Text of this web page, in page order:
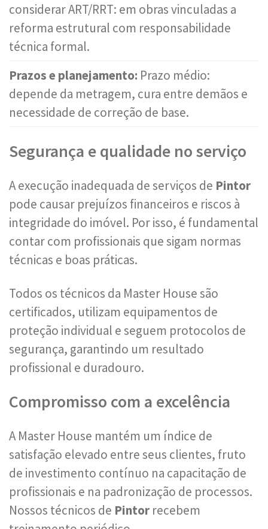
considerar ART/RRT: em obras vinculadas a
reforma estrutural com responsabilidade
técnica formal.
Prazos e planejamento: Prazo médio:
depende da metragem, cura entre demãos e
necessidade de correção de base.
Segurança e qualidade no serviço
A execução inadequada de serviços de Pintor
pode causar prejuízos financeiros e riscos à
integridade do imóvel. Por isso, é fundamental
contar com profissionais que sigam normas
técnicas e boas práticas.
Todos os técnicos da Master House são
certificados, utilizam equipamentos de
proteção individual e seguem protocolos de
segurança, garantindo um resultado
profissional e duradouro.
Compromisso com a excelência
A Master House mantém um índice de
satisfação elevado entre seus clientes, fruto
de investimento contínuo na capacitação de
profissionais e na padronização de processos.
Nossos técnicos de Pintor recebem